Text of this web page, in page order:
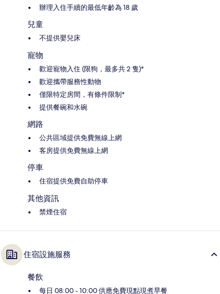
辦理入住手續的最低年齡為 18 歲
兒童
不提供嬰兒床
寵物
歡迎寵物入住 (限狗，最多共 2 隻)*
歡迎攜帶服務性動物
僅限特定房間，有條件限制*
提供餐碗和水碗
網路
公共區域提供免費無線上網
客房提供免費無線上網
停車
住宿提供免費自助停車
其他資訊
禁煙住宿
住宿設施服務
餐飲
每日 08:00 - 10:00 供應免費現點現煮早餐